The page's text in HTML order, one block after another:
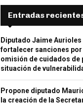
Entradas
Diputado Jaime
fortalecer sanciones por
omisión de cuidados de
situación de
Propone diputado
la creación de la